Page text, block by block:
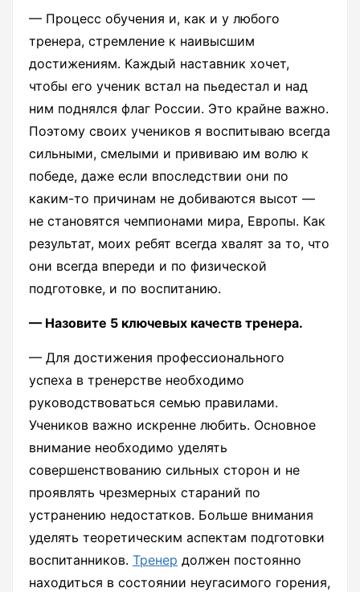
— Процесс обучения и, как и у любого
тренера, стремление к наивысшим
достижениям. Каждый наставник хочет,
чтобы его ученик встал на пьедестал и над
ним поднялся флаг России. Это крайне важно.
Поэтому своих учеников я воспитываю всегда
сильными, смелыми и прививаю им волю к
победе, даже если впоследствии они по
каким-то причинам не добиваются высот —
не становятся чемпионами мира, Европы. Как
результат, моих ребят всегда хвалят за то, что
они всегда впереди и по физической
подготовке, и по воспитанию.
— Назовите 5 ключевых качеств тренера.
— Для достижения профессионального
успеха в тренерстве необходимо
руководствоваться семью правилами.
Учеников важно искренне любить. Основное
внимание необходимо уделять
совершенствованию сильных сторон и не
проявлять чрезмерных стараний по
устранению недостатков. Больше внимания
уделять теоретическим аспектам подготовки
воспитанников. Тренер должен постоянно
находиться в состоянии неугасимого горения,